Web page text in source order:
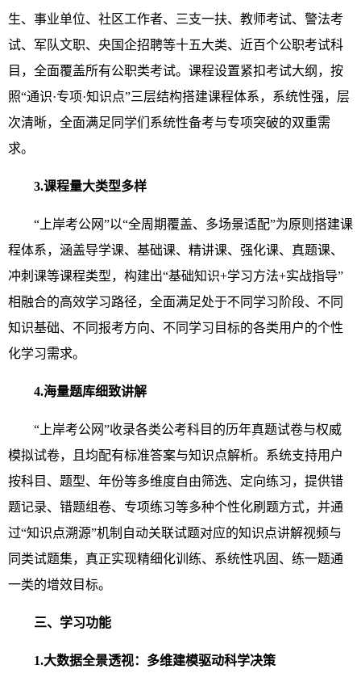
生、事业单位、社区工作者、三支一扶、教师考试、警法考
试、军队文职、央国企招聘等十五大类、近百个公职考试科
目，全面覆盖所有公职类考试。课程设置紧扣考试大纲，按
照“通识·专项·知识点”三层结构搭建课程体系，系统性强，层
次清晰，全面满足同学们系统性备考与专项突破的双重需
求。
3.课程量大类型多样
“上岸考公网”以“全周期覆盖、多场景适配”为原则搭建课
程体系，涵盖导学课、基础课、精讲课、强化课、真题课、
冲刺课等课程类型，构建出“基础知识+学习方法+实战指导”
相融合的高效学习路径，全面满足处于不同学习阶段、不同
知识基础、不同报考方向、不同学习目标的各类用户的个性
化学习需求。
4.海量题库细致讲解
“上岸考公网”收录各类公考科目的历年真题试卷与权威
模拟试卷，且均配有标准答案与知识点解析。系统支持用户
按科目、题型、年份等多维度自由筛选、定向练习，提供错
题记录、错题组卷、专项练习等多种个性化刷题方式，并通
过“知识点溯源”机制自动关联试题对应的知识点讲解视频与
同类试题集，真正实现精细化训练、系统性巩固、练一题通
一类的增效目标。
三、学习功能
1.大数据全景透视：多维建模驱动科学决策